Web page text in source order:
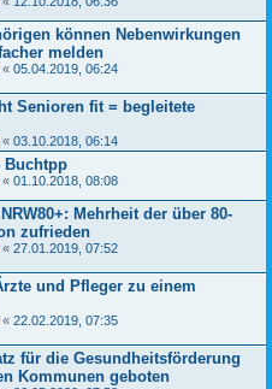
können Nebenwirkungen
melden
« 05.04.2019, 06:24
Senioren fit = begleitete
« 03.10.2018, 06:14
Buchtpp
« 01.10.2018, 08:08
Mehrheit der über 80-
zufrieden
« 27.01.2019, 07:52
und Pfleger zu einem
« 22.02.2019, 07:35
für die Gesundheitsförderung
Kommunen geboten